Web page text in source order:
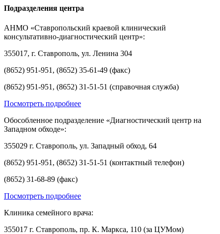
Подразделения центра
АНМО «Ставропольский краевой клинический
консультативно-диагностический центр»:
355017, г. Ставрополь, ул. Ленина 304
(8652) 951-951, (8652) 35-61-49 (факс)
(8652) 951-951, (8652) 31-51-51 (справочная служба)
Посмотреть подробнее
Обособленное подразделение «Диагностический центр на
Западном обходе»:
355029 г. Ставрополь, ул. Западный обход, 64
(8652) 951-951, (8652) 31-51-51 (контактный телефон)
(8652) 31-68-89 (факс)
Посмотреть подробнее
Клиника семейного врача:
355017 г. Ставрополь, пр. К. Маркса, 110 (за ЦУМом)